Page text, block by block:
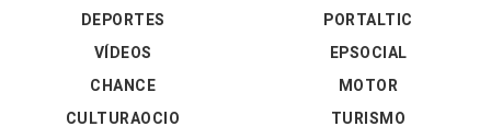
DEPORTES
VÍDEOS
PORTALTIC
EPSOCIAL
CHANCE
CULTURAOCIO
MOTOR
TURISMO